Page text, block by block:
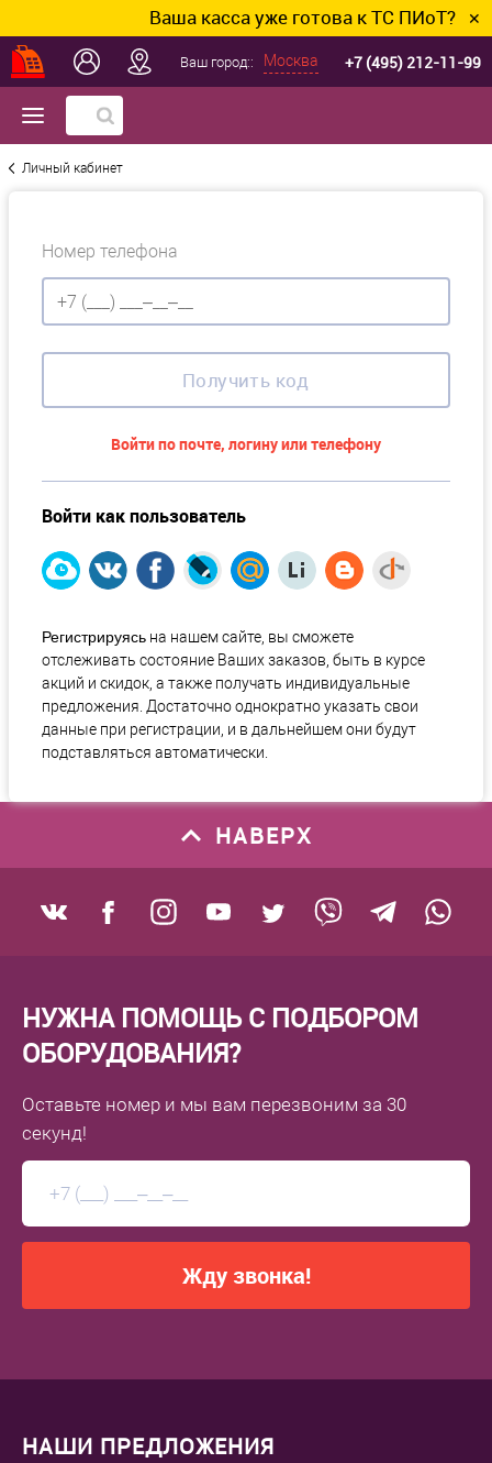
Ваша касса уже готова к ТС ПИоТ? ✕
Ваш город:: Москва +7 (495) 212-11-99
Личный кабинет
Номер телефона
Получить код
Войти по почте, логину или телефону
Войти как пользователь
Регистрируясь на нашем сайте, вы сможете
отслеживать состояние Ваших заказов, быть в курсе
акций и скидок, а также получать индивидуальные
предложения. Достаточно однократно указать свои
данные при регистрации, и в дальнейшем они будут
подставляться автоматически.
НАВЕРХ
НУЖНА ПОМОЩЬ С ПОДБОРОМ
ОБОРУДОВАНИЯ?
Оставьте номер и мы вам перезвоним за 30
секунд!
Жду звонка!
НАШИ ПРЕДЛОЖЕНИЯ